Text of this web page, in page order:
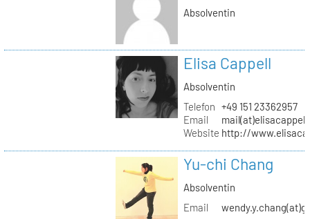
Absolventin
Elisa Cappell
Absolventin
Telefon +49 151 23362957
Email
Website http://
Yu-chi Chang
Absolventin
Email